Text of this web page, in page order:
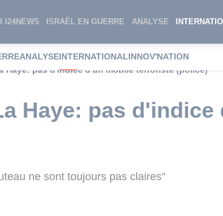
I24NEWS ISRAËL EN GUERRE ANALYSE
ANALYSEINTERNATIONALINNOV'NATION
Haye: pas d'indice d'un mobile terroriste (police)
Haye: pas
ne sont toujours pas claires"